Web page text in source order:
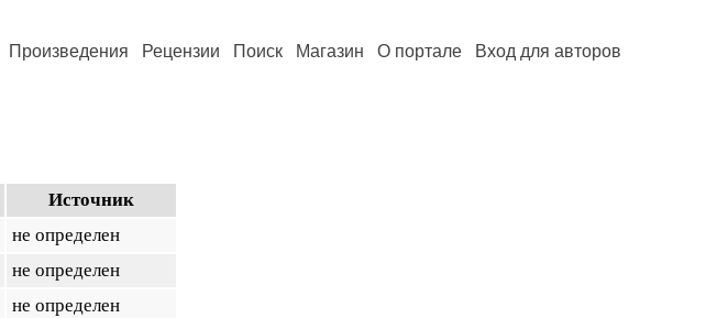
Произведения Рецензии Поиск Магазин О портале Вход для авторов
Источник
не определен
не определен
не определен